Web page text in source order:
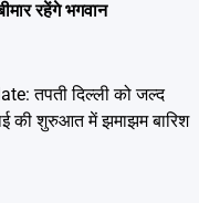
रहेंगे भगवान